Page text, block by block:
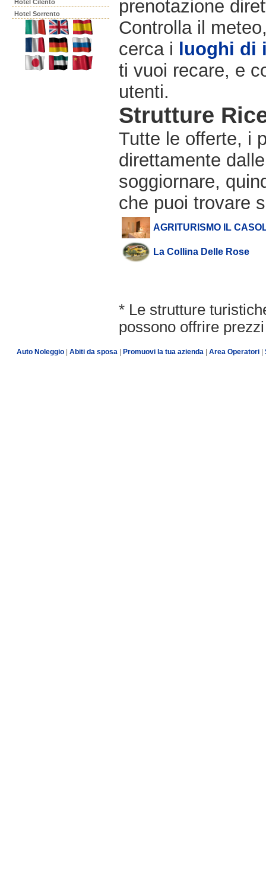
Hotel Cilento
Hotel Sorrento
prenotazione
Controlla il
cerca i
luoghi di
ti vuoi recare, e
utenti.
Strutture
Tutte le offerte, i
direttamente
soggiornare,
che puoi trovare
AGRITURISMO IL
La Collina Delle Rose
* Le strutture
possono offrire
Auto Noleggio Abiti da sposa Promuovi la tua azienda Area Operatori